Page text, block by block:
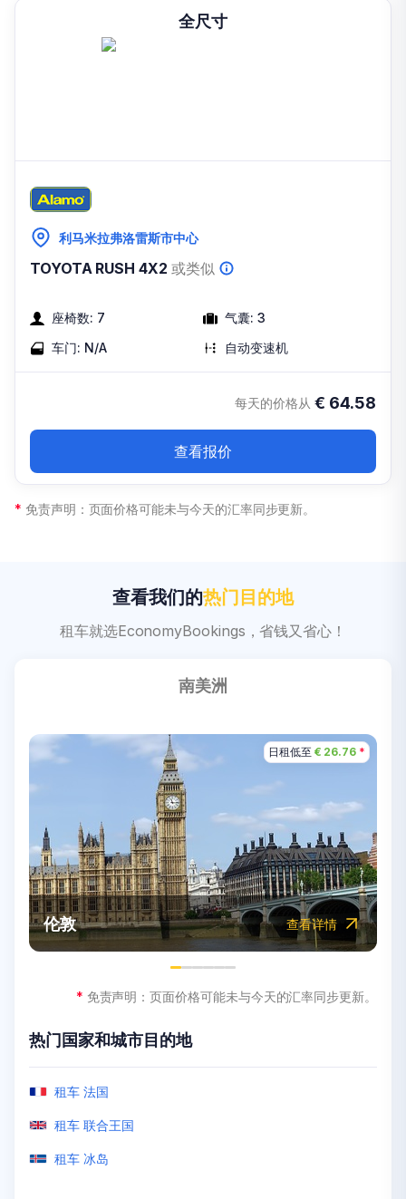
全尺寸
利马米拉弗洛雷斯市中心
TOYOTA RUSH 4X2 或类似
座椅数: 7 气囊: 3
车门: N/A 自动变速机
每天的价格从 € 64.58
查看报价
* 免责声明：页面价格可能未与今天的汇率同步更新。
查看我们的热门目的地
租车就选EconomyBookings，省钱又省心！
南美洲
日租低至€ 31.25 *
迪拜 查看详情
* 免责声明：页面价格可能未与今天的汇率同步更新。
热门国家和城市目的地
租车 马来西亚
租车 迪拜
租车 安曼
日租低至€ 36.18 *
悉尼 查看详情
* 免责声明：页面价格可能未与今天的汇率同步更新。
热门国家和城市目的地
租车 墨尔本
租车 新西兰
租车 悉尼
日租低至€ 43.46 *
摩洛哥 查看详情
* 免责声明：页面价格可能未与今天的汇率同步更新。
热门国家和城市目的地
租车 肯尼亚
租车 阿克拉
租车 埃及
日租低至 € 20.39 *
纽约市 查看详情
* 免责声明：页面价格可能未与今天的汇率同步更新。
热门国家和城市目的地
租车 奥兰多
租车 洛杉矶
租车 拉斯维加斯
日租低至 € 1.00 *
墨西哥 查看详情
* 免责声明：页面价格可能未与今天的汇率同步更新。
热门国家和城市目的地
租车 圣胡安（路易斯·穆尼奥斯·马林国际机场）
租车 波多黎各
租车 阿鲁巴
日租低至 € 26.76 *
伦敦 查看详情
* 免责声明：页面价格可能未与今天的汇率同步更新。
热门国家和城市目的地
租车 法国
租车 联合王国
租车 冰岛